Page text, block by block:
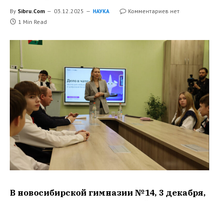
By Sibru.Com 03.12.2025 НАУКА
Комментариев нет
1 Min Read
В новосибирской гимназии №14, 3 декабря,